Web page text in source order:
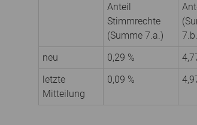
Anteil
Stimmrechte
(Summe 7.a.)
neu 0,29 %
letzte
Mitteilung
0,09 %